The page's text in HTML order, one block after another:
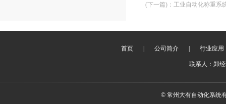
(下一篇) ： 工业自动化称重系
首页 | 公司简介 | 行业应用
联系人：郑
© 常州大有自动化系统